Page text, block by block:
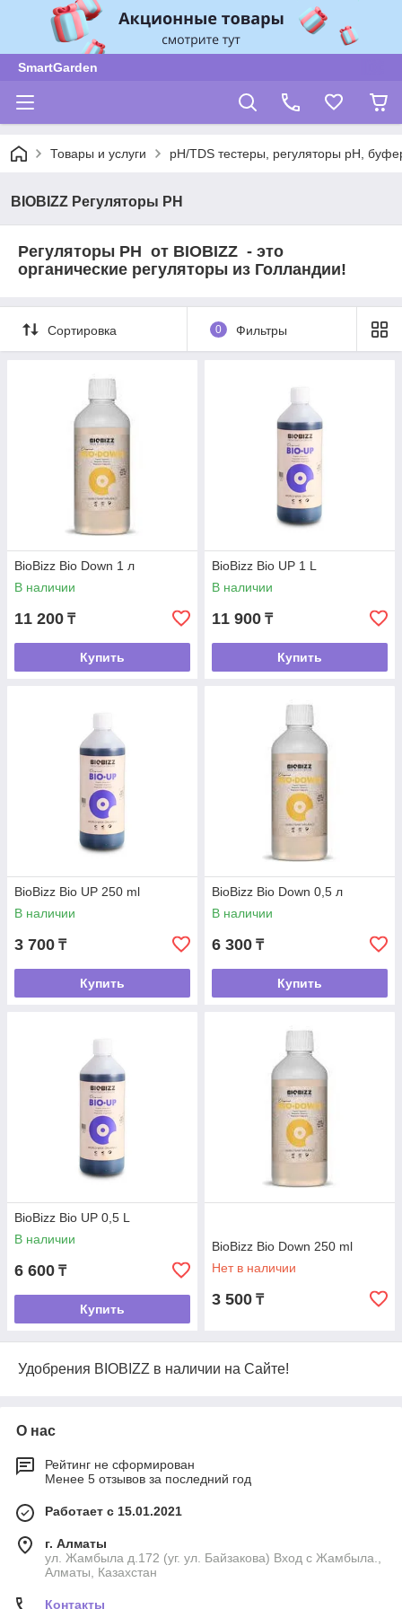
SmartGarden
Товары и услуги pH/TDS тестеры, регуляторы pH,
BIOBIZZ Регуляторы РН
Регуляторы РН от BIOBIZZ - это
органические регуляторы из Голландии!
Сортировка 0 Фильтры
BioBizz Bio Down 1 л
В наличии
11 200 ₸
Купить
BioBizz Bio UP 1 L
В наличии
11 900 ₸
Купить
BioBizz Bio UP 250 ml
В наличии
3 700 ₸
Купить
BioBizz Bio Down 0,5 л
В наличии
6 300 ₸
Купить
BioBizz Bio UP 0,5 L
В наличии
6 600 ₸
Купить
BioBizz Bio Down 250 ml
Нет в наличии
3 500 ₸
Удобрения BIOBIZZ в наличии на Сайте!
О нас
Рейтинг не сформирован
Менее 5 отзывов за последний год
Работает с 15.01.2021
г. Алматы
ул. Жамбыла д.172 (уг. ул. Байзакова) Вход с Жамбыла.,
Алматы, Казахстан
Контакты